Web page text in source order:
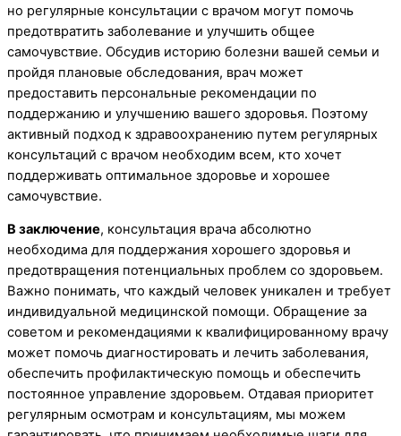
но регулярные консультации с врачом могут помочь
предотвратить заболевание и улучшить общее
самочувствие. Обсудив историю болезни вашей семьи и
пройдя плановые обследования, врач может
предоставить персональные рекомендации по
поддержанию и улучшению вашего здоровья. Поэтому
активный подход к здравоохранению путем регулярных
консультаций с врачом необходим всем, кто хочет
поддерживать оптимальное здоровье и хорошее
самочувствие.
В заключение, консультация врача абсолютно
необходима для поддержания хорошего здоровья и
предотвращения потенциальных проблем со здоровьем.
Важно понимать, что каждый человек уникален и требует
индивидуальной медицинской помощи. Обращение за
советом и рекомендациями к квалифицированному врачу
может помочь диагностировать и лечить заболевания,
обеспечить профилактическую помощь и обеспечить
постоянное управление здоровьем. Отдавая приоритет
регулярным осмотрам и консультациям, мы можем